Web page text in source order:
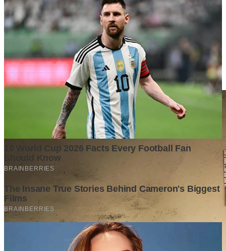
Berita Terpopuler
Surat Somasi Penyerobotan Tanah Terbaru 2024, Lengkap
Dengan Penjelasannya!
Tech·2 years ago